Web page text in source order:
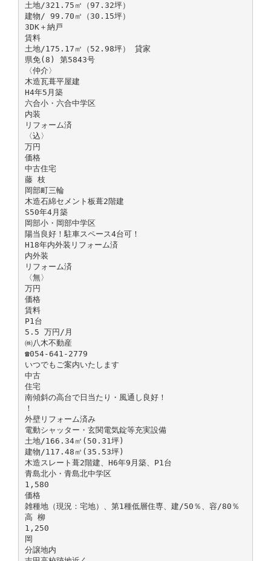
土地/321.75㎡（97.32坪）
建物/ 99.70㎡（30.15坪）
3DK＋納戸
賃料
土地/175.17㎡（52.98坪） 貸家
県免(8) 第5843号
〈仲介〉
木造瓦葺平屋建
H4年5月築
六合小・六合中学区
内装
リフォーム済
〈込〉
万円
価格
中古住宅
藤 枝
岡部町三輪
木造石綿セメント板葺2階建
S50年4月築
岡部小・岡部中学区
陽当良好！駐車スペース4台可！
H18年内外装リフォーム済
内外装
リフォーム済
〈無〉
万円
価格
賃料
P1台
5.5 万円/月
㈱八木不動産
☎054-641-2779
いつでもご案内いたします
中古
住宅
南傾斜の高台で日当たり・風通し良好！
！
外壁リフォーム済み
電動シャッター・玄関電気錠等充実設備
土地/166.34㎡(50.31坪)
建物/117.48㎡(35.53坪)
木造スレート葺2階建、H6年9月築、P1台
青島北小・青島北中学区
1,580
価格
雑種地（現況：宅地）、第1種低層住専、建/50％、容/80％
高 柳
1,250
岡
分譲地内